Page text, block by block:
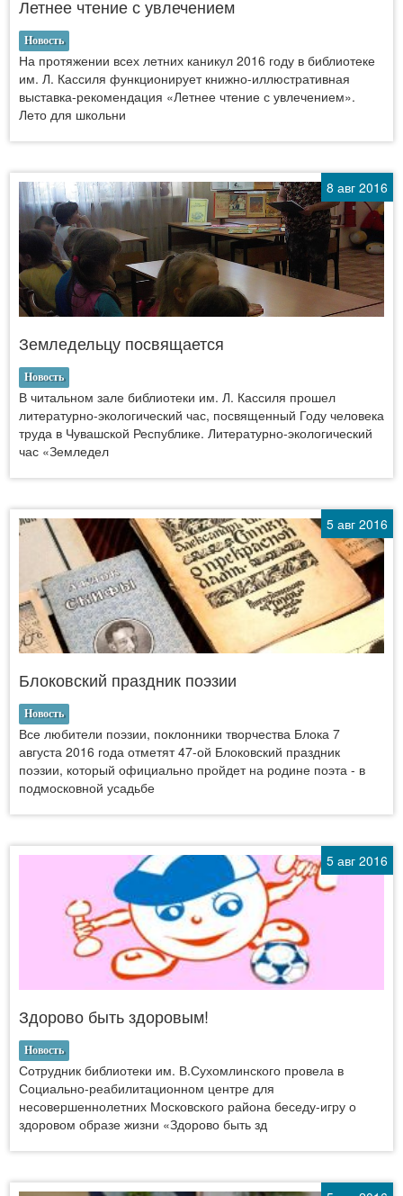
Летнее чтение с увлечением
Новость
На протяжении всех летних каникул 2016 году в библиотеке
им. Л. Кассиля функционирует книжно-иллюстративная
выставка-рекомендация «Летнее чтение с увлечением».
Лето для школьни
8 авг 2016
Земледельцу посвящается
Новость
В читальном зале библиотеки им. Л. Кассиля прошел
литературно-экологический час, посвященный Году человека
труда в Чувашской Республике. Литературно-экологический
час «Земледел
5 авг 2016
Блоковский праздник поэзии
Новость
Все любители поэзии, поклонники творчества Блока 7
августа 2016 года отметят 47-ой Блоковский праздник
поэзии, который официально пройдет на родине поэта - в
подмосковной усадьбе
5 авг 2016
Здорово быть здоровым!
Новость
Сотрудник библиотеки им. В.Сухомлинского провела в
Социально-реабилитационном центре для
несовершеннолетних Московского района беседу-игру о
здоровом образе жизни «Здорово быть зд